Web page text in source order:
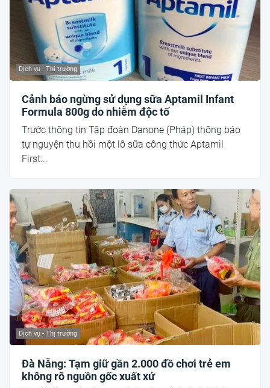
Dịch vụ - Thị trường
Cảnh báo ngừng sử dụng sữa Aptamil Infant
Formula 800g do nhiễm độc tố
Trước thông tin Tập đoàn Danone (Pháp) thông báo
tự nguyện thu hồi một lô sữa công thức Aptamil
First...
Dịch vụ - Thị trường
Đà Nẵng: Tạm giữ gần 2.000 đồ chơi trẻ em
không rõ nguồn gốc xuất xứ